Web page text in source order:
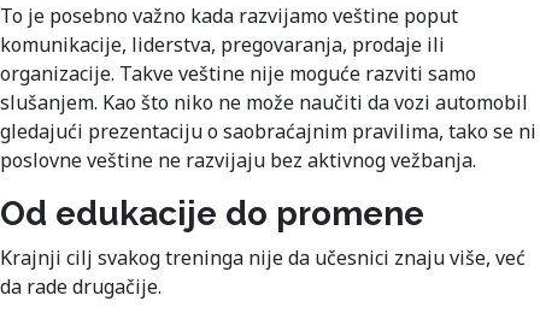
To je posebno važno kada razvijamo veštine poput
komunikacije, liderstva, pregovaranja, prodaje ili
organizacije. Takve veštine nije moguće razviti samo
slušanjem. Kao što niko ne može naučiti da vozi automobil
gledajući prezentaciju o saobraćajnim pravilima, tako se ni
poslovne veštine ne razvijaju bez aktivnog vežbanja.
Od edukacije do promene
Krajnji cilj svakog treninga nije da učesnici znaju više, već
da rade drugačije.